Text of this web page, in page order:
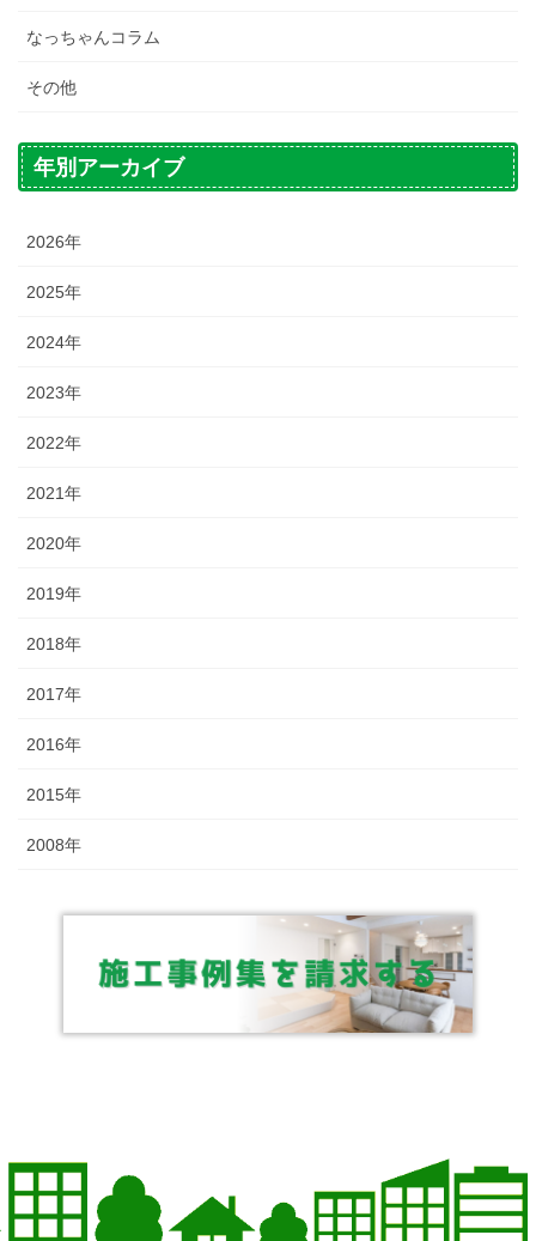
なっちゃんコラム
その他
年別アーカイブ
2026年
2025年
2024年
2023年
2022年
2021年
2020年
2019年
2018年
2017年
2016年
2015年
2008年